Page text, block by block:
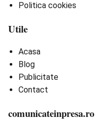
Politica cookies
Utile
Acasa
Blog
Publicitate
Contact
comunicateinpresa.ro